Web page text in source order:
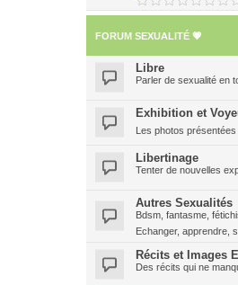
FORUM SEXUALITÉ 💗
Libre
Parler de sexualité en
Exhibition et
Les photos
Libertinage
Tenter de nouvelles
Autres Sexualités
Bdsm, fantasme,
Echanger, apprendre,
Récits et Images
Des récits qui ne